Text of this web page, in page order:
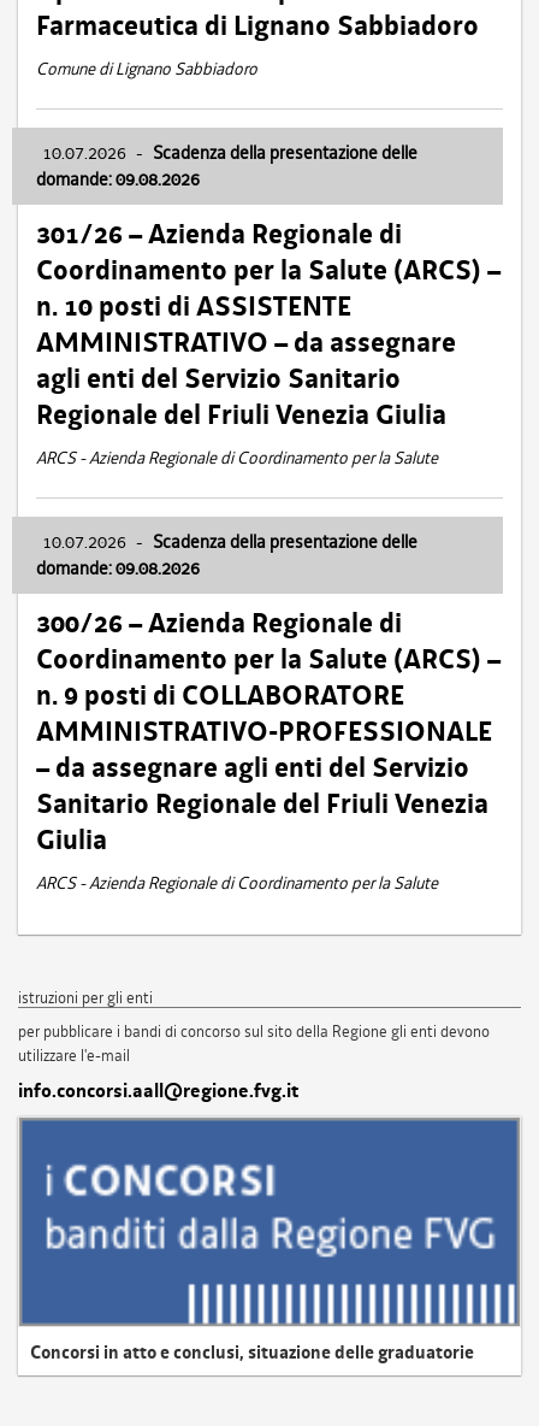
Farmaceutica di Lignano Sabbiadoro
Comune di Lignano Sabbiadoro
10.07.2026 - Scadenza della presentazione delle
domande: 09.08.2026
301/26 – Azienda Regionale di
Coordinamento per la Salute (ARCS) –
n. 10 posti di ASSISTENTE
AMMINISTRATIVO – da assegnare
agli enti del Servizio Sanitario
Regionale del Friuli Venezia Giulia
ARCS - Azienda Regionale di Coordinamento per la Salute
10.07.2026 - Scadenza della presentazione delle
domande: 09.08.2026
300/26 – Azienda Regionale di
Coordinamento per la Salute (ARCS) –
n. 9 posti di COLLABORATORE
AMMINISTRATIVO-PROFESSIONALE
– da assegnare agli enti del Servizio
Sanitario Regionale del Friuli Venezia
Giulia
ARCS - Azienda Regionale di Coordinamento per la Salute
istruzioni per gli enti
per pubblicare i bandi di concorso sul sito della Regione gli enti devono
utilizzare l'e-mail
info.concorsi.aall@regione.fvg.it
Concorsi in atto e conclusi, situazione delle graduatorie